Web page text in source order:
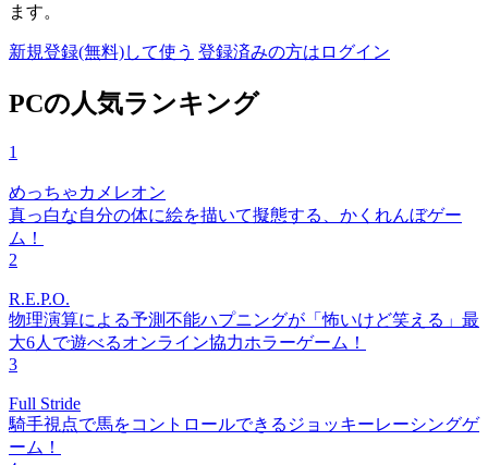
ます。
新規登録(無料)して使う 登録済みの方はログイン
PCの人気ランキング
1
めっちゃカメレオン
真っ白な自分の体に絵を描いて擬態する、かくれんぼゲー
ム！
2
R.E.P.O.
物理演算による予測不能ハプニングが「怖いけど笑える」最
大6人で遊べるオンライン協力ホラーゲーム！
3
Full Stride
騎手視点で馬をコントロールできるジョッキーレーシングゲ
ーム！